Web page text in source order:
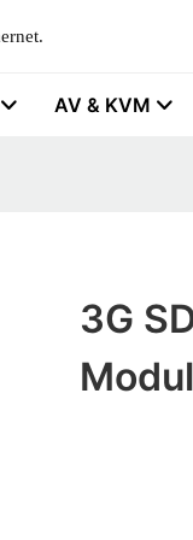
AV & KVM
3G